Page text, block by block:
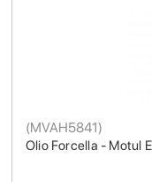
Olio Forcella - Motul
(MVAH5841)